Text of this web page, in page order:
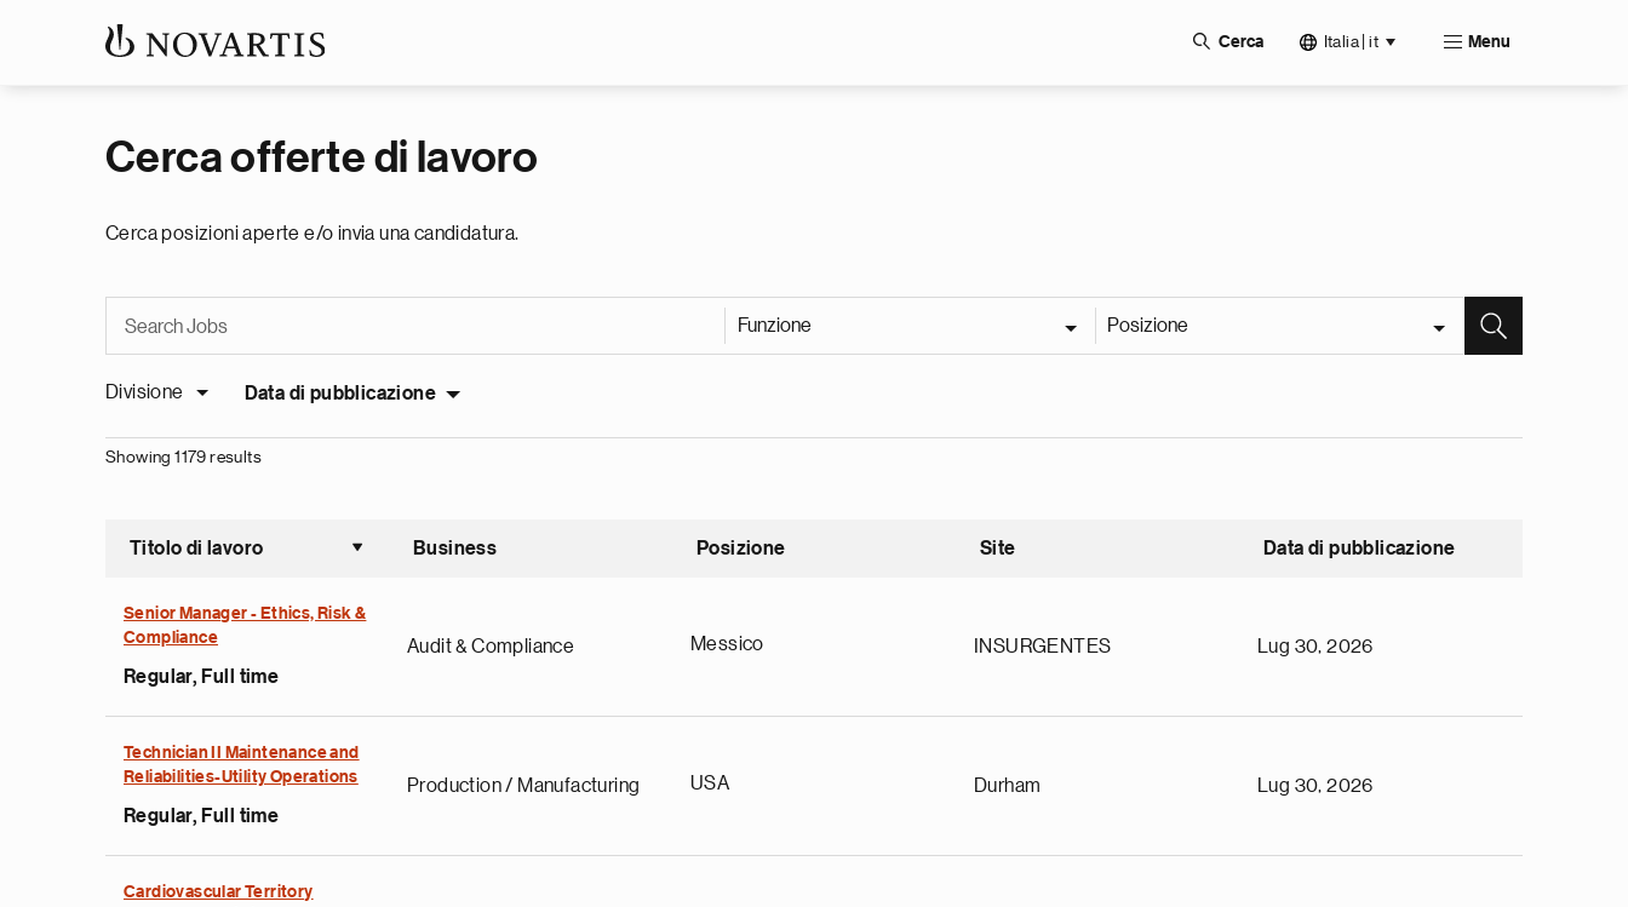
Cerca Italia | it Menu
Cerca offerte di lavoro
Cerca posizioni aperte e/o invia una candidatura.
Funzione Posizione
Divisione Data di pubblicazione
Showing 1179 results
Titolo di lavoro
Sort ascending
Business Posizione Site Data di pubblicazione
Senior Manager - Ethics, Risk &
Compliance
Regular, Full time
Audit & Compliance Messico INSURGENTES Lug 30, 2026
Technician II Maintenance and
Reliabilities-Utility Operations
Regular, Full time
Production / Manufacturing USA Durham Lug 30, 2026
Cardiovascular Territory